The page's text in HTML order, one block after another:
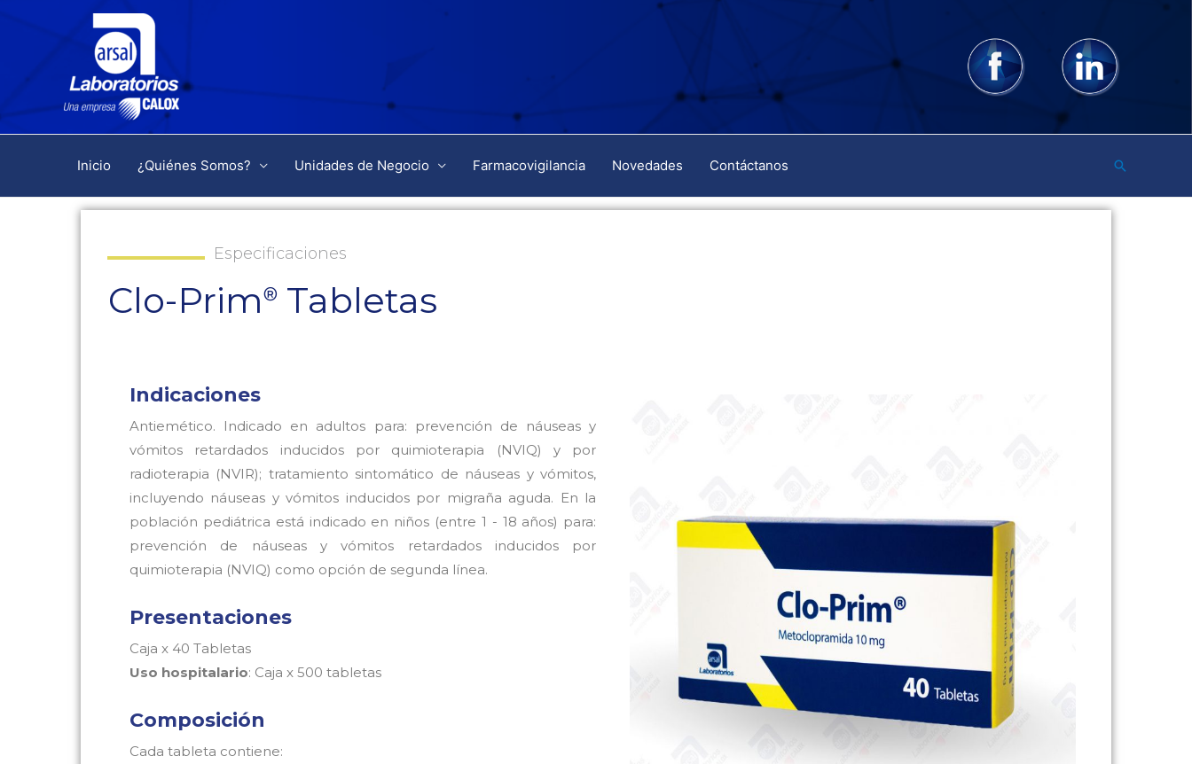
Inicio ¿Quiénes Somos? Unidades de Negocio Farmacovigilancia Novedades Contáctanos
Especificaciones
Clo-Prim® Tabletas
Indicaciones
Antiemético. Indicado en adultos para: prevención de náuseas y
vómitos retardados inducidos por quimioterapia (NVIQ) y por
radioterapia (NVIR); tratamiento sintomático de náuseas y vómitos,
incluyendo náuseas y vómitos inducidos por migraña aguda. En la
población pediátrica está indicado en niños (entre 1 - 18 años) para:
prevención de náuseas y vómitos retardados inducidos por
quimioterapia (NVIQ) como opción de segunda línea.
Presentaciones
Caja x 40 Tabletas
Uso hospitalario: Caja x 500 tabletas
Composición
Cada tableta contiene: